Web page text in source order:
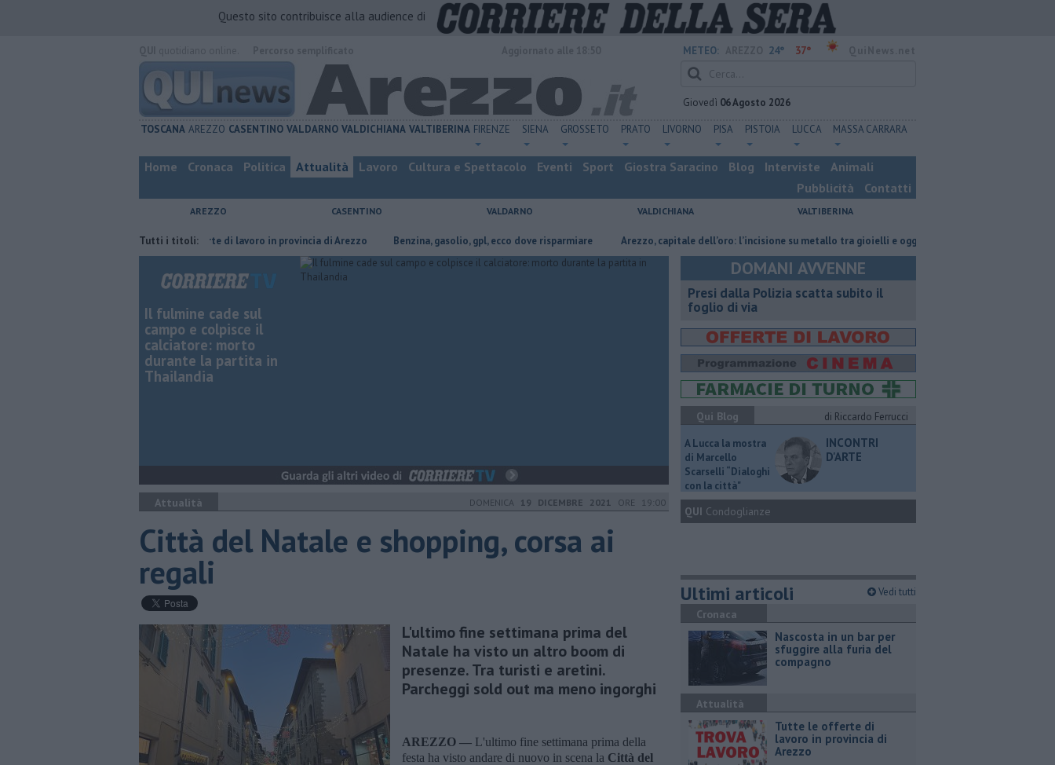
Questo sito contribuisce alla audience di
METEO: 24° 37°
Giovedì 06 Agosto 2026
TOSCANA AREZZO CASENTINO VALDARNO VALDICHIANA VALTIBERINA FIRENZE SIENA GROSSETO PRATO LIVORNO PISA PISTOIA LUCCA MASSA CARRARA
Home Cronaca Politica Attualità Lavoro Cultura e Spettacolo Eventi Sport Giostra Saracino Blog Interviste
Animali
Pubblicità
Contatti
AREZZO CASENTINO VALDARNO VALDICHIANA VALTIBERINA
Tutti i titoli:
​Tutte le offerte di lavoro in provincia di Arezzo ​Benzina, gasolio, gpl, ecco dove risparmiare Arezzo, capitale dell’oro: l’incisione su metallo tra gioielli e oggetti personalizzati
Il fulmine cade sul
campo e colpisce il
calciatore: morto
durante la partita in
Thailandia
Attualità DOMENICA 19 DICEMBRE 2021 ORE 19:00
Città del Natale e shopping, corsa ai
regali
L'ultimo fine settimana prima del
Natale ha visto un altro boom di
presenze. Tra turisti e aretini.
Parcheggi sold out ma meno ingorghi
AREZZO — L'ultimo fine settimana prima della
festa ha visto andare di nuovo in scena la Città del
DOMANI AVVENNE
Presi dalla Polizia scatta subito il
foglio di via
Qui Blog
di Riccardo Ferrucci
A Lucca la mostra
di Marcello
Scarselli “Dialoghi
con la città"
INCONTRI
D'ARTE
QUI Condoglianze
Ultimi articoli Vedi tutti
Cronaca
Nascosta in un bar per
sfuggire alla furia del
compagno
Attualità
​Tutte le offerte di
lavoro in provincia di
Arezzo